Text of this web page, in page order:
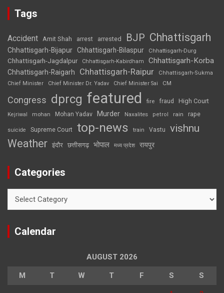
Tags
Accident Amit Shah arrest arrested BJP Chhattisgarh
Chhattisgarh-Bijapur Chhattisgarh-Bilaspur Chhattisgarh-Durg
Chhattisgarh-Jagdalpur Chhattisgarh-Kabirdham Chhattisgarh-Korba
Chhattisgarh-Raigarh Chhattisgarh-Raipur
Chhattisgarh-Sukma
Chief Minister
Chief Minister Dr. Yadav Chief Minister Sai CM
Congress dprcg featured fire fraud High Court
Kejriwal mohan Mohan Yadav Murder Naxalites petrol rain rape
suicide Supreme Court top-news train Vastu vishnu
Weather इंदौर छत्तीसगढ़ भोपाल मध्य प्रदेश रायपुर
Categories
Calendar
AUGUST 2026
M T W T F S S